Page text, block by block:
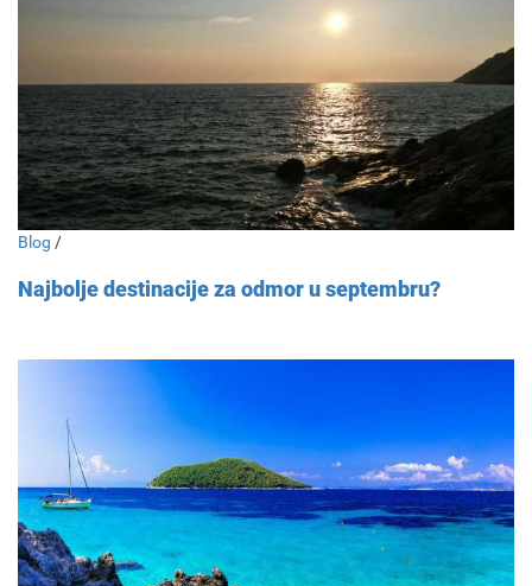
Blog /
Najbolje destinacije za odmor u septembru?